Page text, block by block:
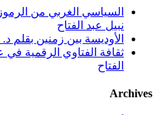
السياسي الغربي من
نبيل عبد الفتاح
الأوديسة بين زمنين بقلم
ثقافة الفتاوي الرقمية في
الفتاح
Archives